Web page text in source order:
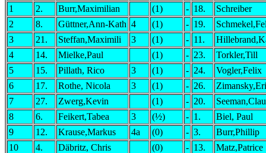
1
2. Burr,Maximilian (1) - 18.
Schreiber
2
8. Güttner,Ann-Kath 4 (1) - 19.
3
21. Steffan,Maximili 3 (1) - 11.
4
14. Mielke,Paul (1) - 23.
Torkler,Till
5
15. Pillath, Rico 3 (1) - 24.
Vogler,Felix
6
17. Rothe, Nicola 3 (1) - 26.
7
27. Zwerg,Kevin (1) - 20.
8
6. Feikert,Tabea 3 (½) - 1.
Biel, Paul
9
12. Krause,Markus 4a (0) - 3.
Burr,Phillip
10
4. Däbritz, Chris (0) - 13.
Matz,Patrice